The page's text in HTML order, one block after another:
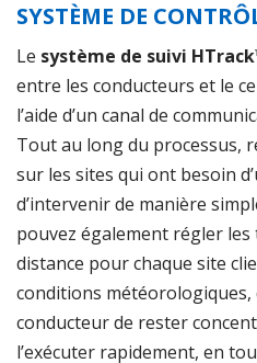
SYSTÈME DE
Le système de suivi
entre les conducteurs et le
l’aide d’un canal de
Tout au long du processus,
sur les sites qui ont besoin
d’intervenir de manière
pouvez également régler les
distance pour chaque site
conditions météorologiques,
conducteur de rester
l’exécuter rapidement, en